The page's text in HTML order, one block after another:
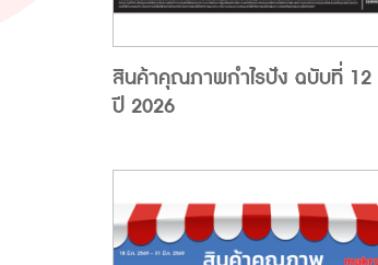
สินค้าคุณภาพกำไรปัง ฉบับที่ 12
ปี 2026